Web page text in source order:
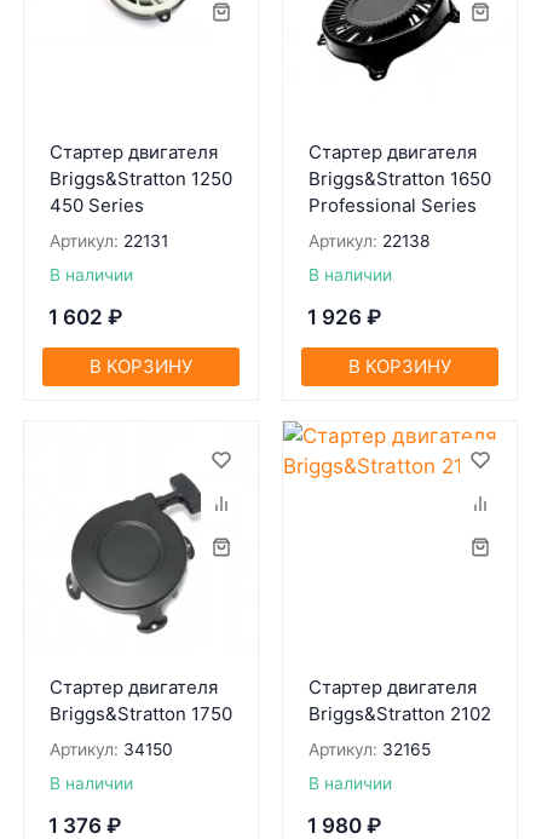
Стартер двигателя
Briggs&Stratton 1250
450 Series
Артикул: 22131
В наличии
1 602 ₽
В КОРЗИНУ
Стартер двигателя
Briggs&Stratton 1650
Professional Series
Артикул: 22138
В наличии
1 926 ₽
В КОРЗИНУ
Стартер двигателя
Briggs&Stratton 1750
Артикул: 34150
В наличии
1 376 ₽
Стартер двигателя
Briggs&Stratton 2102
Артикул: 32165
В наличии
1 980 ₽